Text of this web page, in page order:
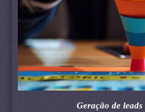
Geração de